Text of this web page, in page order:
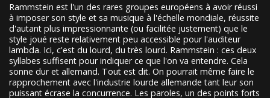
Rammstein est l'un des rares groupes européens à avoir réussi
à imposer son style et sa musique à l'échelle mondiale, réussite
d'autant plus impressionnante (ou facilitée justement) que le
style joué reste relativement peu accessible pour l'auditeur
lambda. Ici, c'est du lourd, du très lourd. Rammstein : ces deux
syllabes suffisent pour indiquer ce que l'on va entendre. Cela
sonne dur et allemand. Tout est dit. On pourrait même faire le
rapprochement avec l'industrie lourde allemande tant leur son
puissant écrase la concurrence. Les paroles, un des points forts